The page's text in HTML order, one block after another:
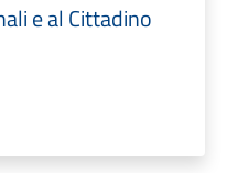
e al Cittadino